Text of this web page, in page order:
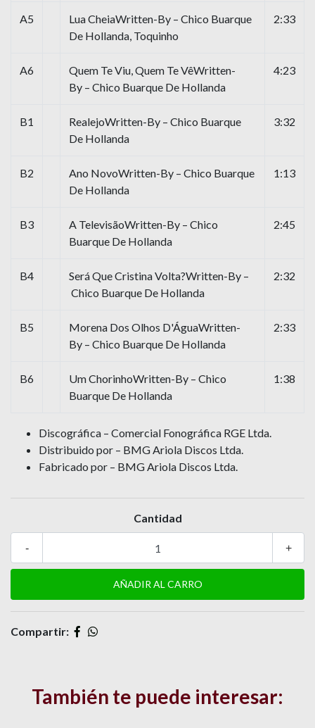
A5
Lua CheiaWritten-By – Chico Buarque
De Hollanda, Toquinho
2:33
A6
Quem Te Viu, Quem Te VêWritten-
By – Chico Buarque De Hollanda
4:23
B1
RealejoWritten-By – Chico Buarque
De Hollanda
3:32
B2
Ano NovoWritten-By – Chico Buarque
De Hollanda
1:13
B3
A TelevisãoWritten-By – Chico
Buarque De Hollanda
2:45
B4
Será Que Cristina Volta?Written-By –
Chico Buarque De Hollanda
2:32
B5
Morena Dos Olhos D'ÁguaWritten-
By – Chico Buarque De Hollanda
2:33
B6
Um ChorinhoWritten-By – Chico
Buarque De Hollanda
1:38
Discográfica – Comercial Fonográfica RGE Ltda.
Distribuido por – BMG Ariola Discos Ltda.
Fabricado por – BMG Ariola Discos Ltda.
Cantidad
+
-
Compartir:
También te puede interesar: